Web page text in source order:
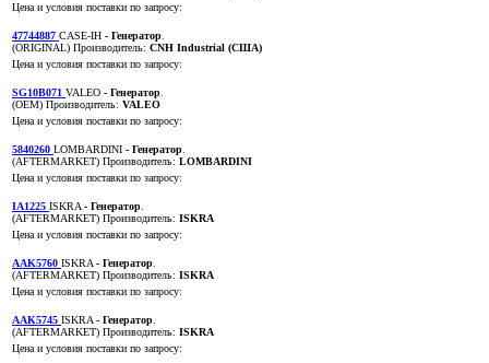
Цена и условия поставки по запросу:
47744887 CASE-IH - Генератор.
(ORIGINAL) Производитель: CNH Industrial (США)
Цена и условия поставки по запросу:
SG10B071 VALEO - Генератор.
(OEM) Производитель: VALEO
Цена и условия поставки по запросу:
5840260 LOMBARDINI - Генератор.
(AFTERMARKET) Производитель: LOMBARDINI
Цена и условия поставки по запросу:
IA1225 ISKRA- Генератор.
(AFTERMARKET) Производитель: ISKRA
Цена и условия поставки по запросу:
AAK5760 ISKRA- Генератор.
(AFTERMARKET) Производитель: ISKRA
Цена и условия поставки по запросу:
AAK5745 ISKRA- Генератор.
(AFTERMARKET) Производитель: ISKRA
Цена и условия поставки по запросу: